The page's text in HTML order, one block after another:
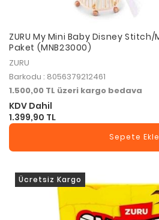
ZURU My Mini Baby Disney
Paket (MNB23000)
ZURU
Barkodu : 8056379212461
1.500,00 TL üzeri kargo bedava
KDV Dahil
1.399,90 TL
Sepete Ekle
Ücretsiz Kargo